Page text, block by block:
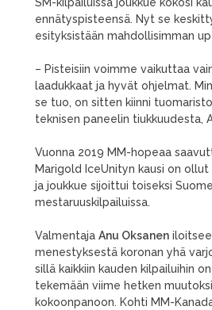
SM-kilpailuissa joukkue kokosi
ennätyspisteensä. Nyt se
esityksistään mahdollisimman
– Pisteisiin voimme vaikuttaa
laadukkaat ja hyvät ohjelmat.
se tuo, on sitten kiinni
teknisen paneelin tiukkuudesta,
Vuonna 2019 MM-hopeaa
Marigold IceUnityn kausi on ollut
ja joukkue sijoittui toiseksi
mestaruuskilpailuissa.
Valmentaja Anu Oksanen
menestyksestä koronan yhä
sillä kaikkiin kauden kilpailuihin
tekemään viime hetken
kokoonpanoon. Kohti MM-